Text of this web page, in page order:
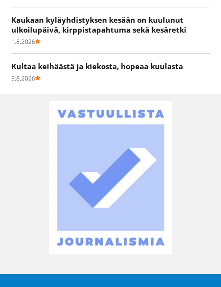
Kaukaan kyläyhdistyksen kesään on kuulunut
ulkoilupäivä, kirppistapahtuma sekä kesäretki
1.8.2026
Kultaa keihäästä ja kiekosta, hopeaa kuulasta
3.8.2026